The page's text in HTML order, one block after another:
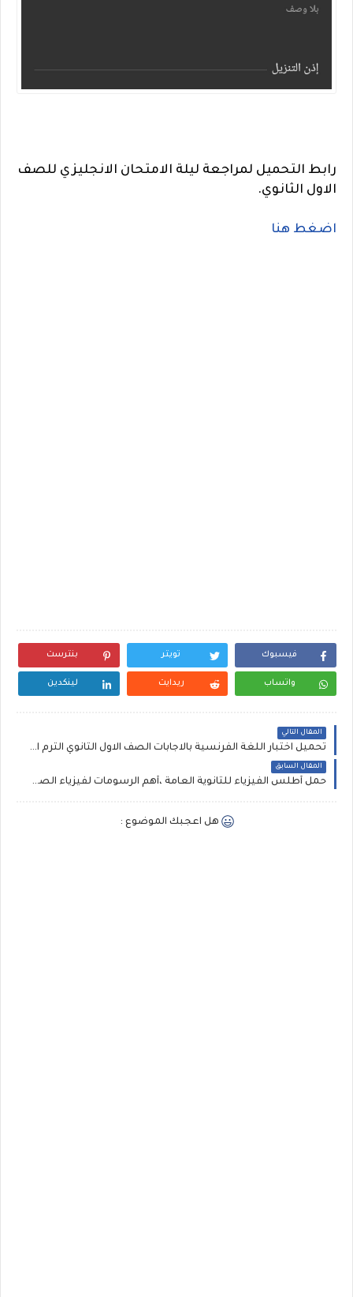
رابط التحميل لمراجعة ليلة الامتحان الانجليزي للصف
الاول الثانوي.
اضغط هنا
فيسبوك تويتر بنترست
واتساب ريدايت لينكدين
المقال التالي
تحميل اختبار اللغة الفرنسية بالاجابات الصف الاول الثانوي الترم الاول دور يناير
المقال السابق
حمل أطلس الفيزياء للثانوية العامة ،أهم الرسومات لفيزياء الصف الثالث الثانوى ، للاستاذ طارق يحيى
هل اعجبك الموضوع :